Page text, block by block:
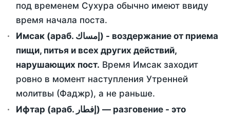
под временем Сухура обычно имеют ввиду
время начала поста.
Имсак (араб. إمساك) - воздержание от приема
пищи, питья и всех других действий,
нарушающих пост. Время Имсак заходит
ровно в момент наступления Утренней
молитвы (Фаджр), а не раньше.
Ифтар (араб. إفطار) — разговение - это